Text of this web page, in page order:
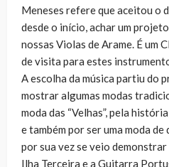
Meneses refere que aceitou o
desde o início, achar um
nossas Violas de Arame. É um
de visita para estes
A escolha da música partiu do
mostrar algumas modas
moda das “Velhas”, pela
e também por ser uma moda
por sua vez se veio
Ilha Terceira e a Guitarra